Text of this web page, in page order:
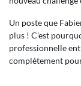
Un poste que
plus ! C’est
professionnelle
complètement